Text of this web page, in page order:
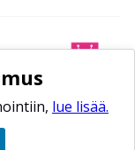
lue lisää.